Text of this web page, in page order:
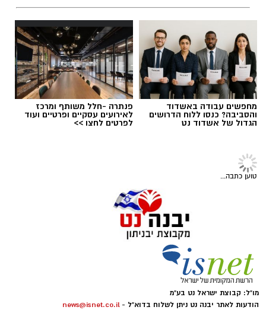
בשנת הלימודים הנוכחית, בהנהלתדקלה
אזולאי-אסרף, והוא נותן מענה לתלמידים בכיתות
א'-ג׳ (ובהמשך לגילאים מתקדמים יותר) מיבנה
והסביבה.
מחפשים עבודה באשדוד
והסביבה? כנסו ללוח הדרושים
הגדול של אשדוד נט
פנתרה -חלל משותף ומרכז
לאירועים עסקיים ופרטיים ועוד
לפרטים לחצו >>
טוען כתבה...
מו"ל: קבוצת ישראל נט בע"מ
הודעות לאתר יבנה נט ניתן לשלוח בדוא"ל - news@isnet.co.il